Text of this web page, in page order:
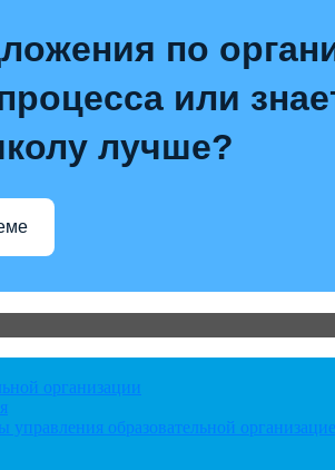
по
или
лучше?
организации
управления образовательной